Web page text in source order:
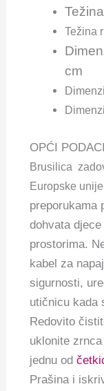
Težina
cm
OPĆI
Brusilica
Europske
preporukama
dohvata
prostorima.
kabel za
sigurnosti,
utičnicu kada
Redovito
uklonite
jednu od
Prašina i